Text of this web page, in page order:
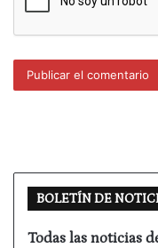
BOLETÍN DE
Todas las noticias